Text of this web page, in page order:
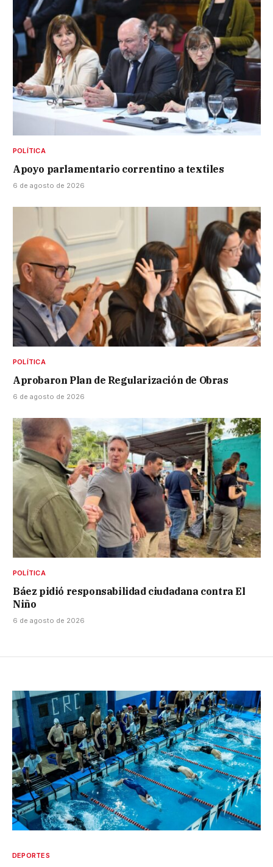
POLÍTICA
Apoyo parlamentario correntino a textiles
6 de agosto de 2026
POLÍTICA
Aprobaron Plan de Regularización de Obras
6 de agosto de 2026
POLÍTICA
Báez pidió responsabilidad ciudadana contra El
Niño
6 de agosto de 2026
DEPORTES